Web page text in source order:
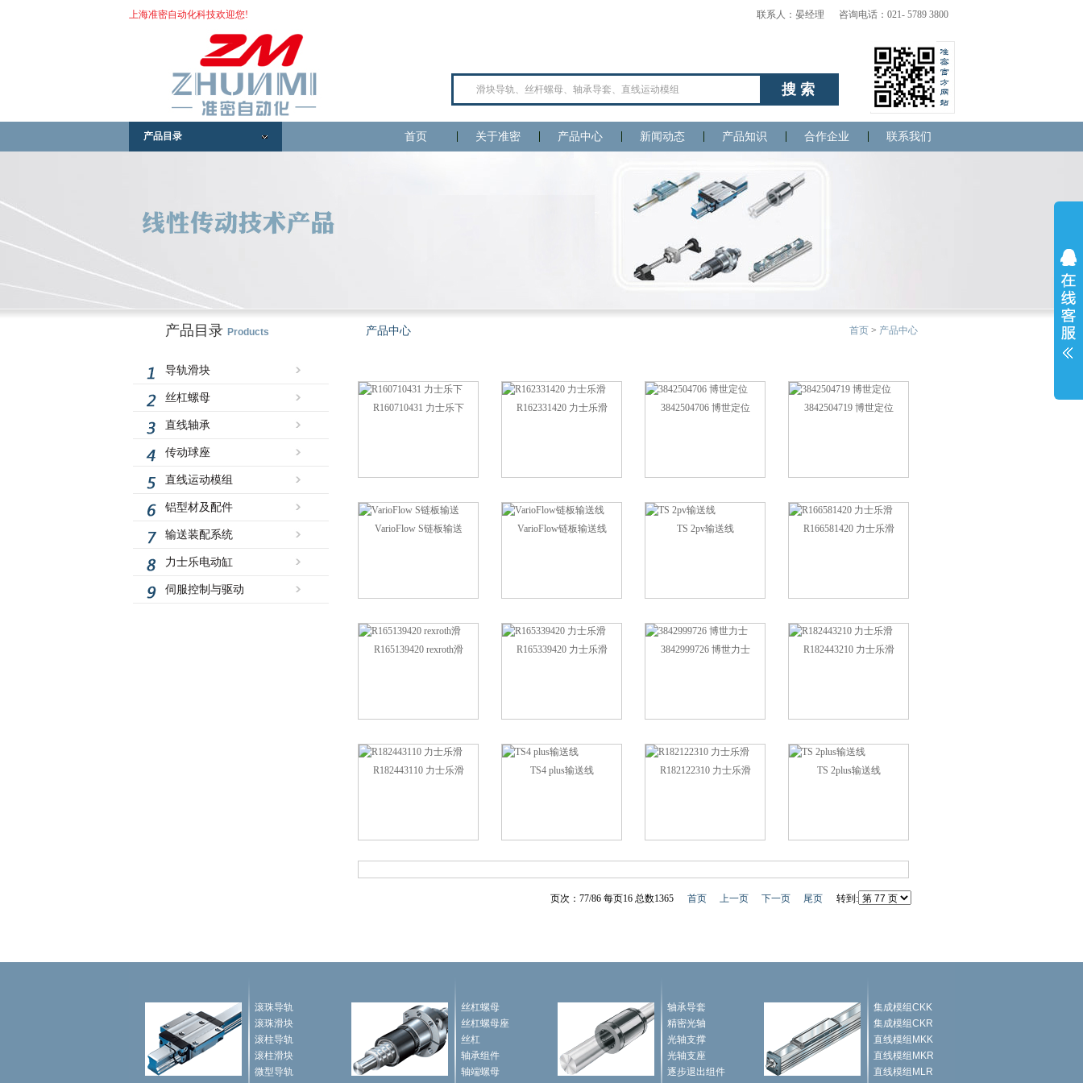
联系人：晏经理 咨询电话：021- 5789 3800
上海准密自动化科技欢迎您!
搜索
产品目录 首页 关于准密 产品中心 新闻动态 产品知识 合作企业 联系我们
产品目录 Products
导轨滑块
丝杠螺母
直线轴承
传动球座
直线运动模组
铝型材及配件
输送装配系统
力士乐电动缸
伺服控制与驱动
产品中心 首页 > 产品中心
R160710431 力士乐下 R162331420 力士乐滑 3842504706 博世定位 3842504719 博世定位
VarioFlow S链板输送 VarioFlow链板输送线 TS 2pv输送线 R166581420 力士乐滑
R165139420 rexroth滑 R165339420 力士乐滑 3842999726 博世力士 R182443210 力士乐滑
R182443110 力士乐滑 TS4 plus输送线 R182122310 力士乐滑 TS 2plus输送线
页次：77/86 每页16 总数1365 首页 上一页 下一页 尾页 转到:
滚珠导轨
滚珠滑块
滚柱导轨
滚柱滑块
微型导轨
丝杠螺母
丝杠螺母座
丝杠
轴承组件
轴端螺母
轴承导套
精密光轴
光轴支撑
光轴支座
逐步退出组件
集成模组CKK
集成模组CKR
直线模组MKK
直线模组MKR
直线模组MLR